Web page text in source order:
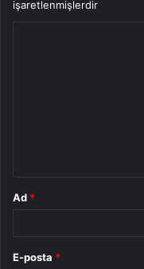
işaretlenmişlerdir
Ad *
E-posta *